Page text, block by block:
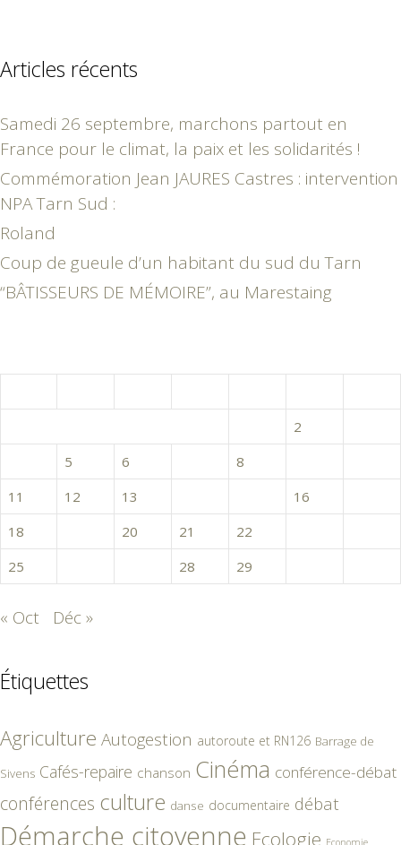
Articles récents
Samedi 26 septembre, marchons partout en
France pour le climat, la paix et les solidarités !
Commémoration Jean JAURES Castres : intervention
NPA Tarn Sud :
Roland
Coup de gueule d’un habitant du sud du Tarn
“BÂTISSEURS DE MÉMOIRE”, au Marestaing
2
5 6 8
11
12 13 16
18
20 21 22
25
28 29
« Oct Déc »
Étiquettes
Agriculture Autogestion autoroute et RN126 Barrage de
Sivens Cafés-repaire chanson Cinéma conférence-débat
conférences culture danse documentaire débat
Démarche citoyenne Ecologie Economie